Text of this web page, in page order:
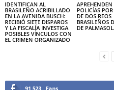
IDENTIFICAN AL
BRASILEÑO ACRIBILLADO
EN LA AVENIDA BUSCH:
RECIBIÓ SIETE DISPAROS
Y LA FISCALÍA INVESTIGA
POSIBLES VÍNCULOS CON
EL CRIMEN ORGANIZADO
APREHENDEN
POLICÍAS
DE DOS REOS
BRASILEÑOS
DE
91,523 Fans